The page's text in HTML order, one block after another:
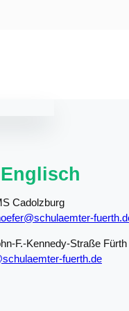
Cadolzburg
F.-Kennedy-Straße Fürth
fuerth.de